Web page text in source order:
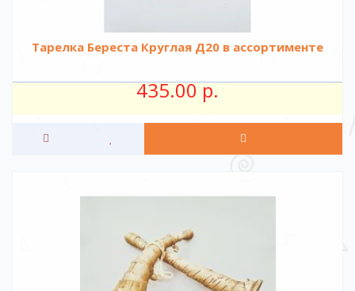
Тарелка Береста Круглая Д20 в ассортименте
435.00 р.